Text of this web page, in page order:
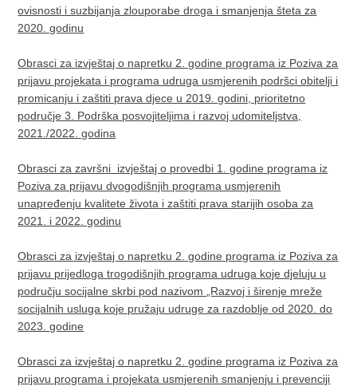
ovisnosti i suzbijanja zlouporabe droga i smanjenja šteta za
2020. godinu
Obrasci za izvještaj o napretku 2. godine programa iz Poziva za
prijavu projekata i programa udruga usmjerenih podršci obitelji i
promicanju i zaštiti prava djece u 2019. godini, prioritetno
područje 3. Podrška posvojiteljima i razvoj udomiteljstva,
2021./2022. godina
Obrasci za završni izvještaj o provedbi 1. godine programa iz
Poziva za prijavu dvogodišnjih programa usmjerenih
unapređenju kvalitete života i zaštiti prava starijih osoba za
2021. i 2022. godinu
Obrasci za izvještaj o napretku 2. godine programa iz Poziva za
prijavu prijedloga trogodišnjih programa udruga koje djeluju u
području socijalne skrbi pod nazivom „Razvoj i širenje mreže
socijalnih usluga koje pružaju udruge za razdoblje od 2020. do
2023. godine
Obrasci za izvještaj o napretku 2. godine programa iz Poziva za
prijavu programa i projekata usmjerenih smanjenju i prevenciji